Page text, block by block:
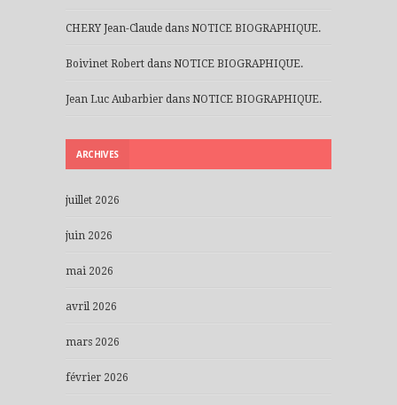
CHERY Jean-Claude dans NOTICE BIOGRAPHIQUE.
Boivinet Robert dans NOTICE BIOGRAPHIQUE.
Jean Luc Aubarbier dans NOTICE BIOGRAPHIQUE.
ARCHIVES
juillet 2026
juin 2026
mai 2026
avril 2026
mars 2026
février 2026